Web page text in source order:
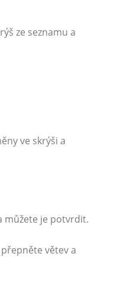
ze seznamu a
ve skrýši a
můžete je potvrdit.
větev a